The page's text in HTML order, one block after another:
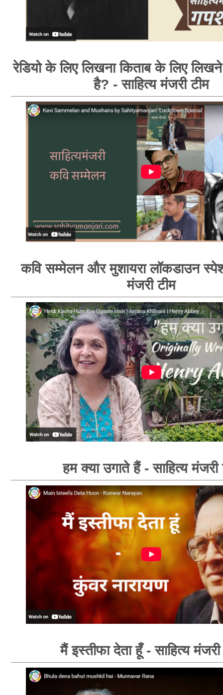
रेडियो के लिए लिखना किताब के लिए
है? - साहित्य मंजरी टीम
कवि सम्मेलन और मुशायरा लॉकडाउन
मंजरी टीम
हम क्या उगाते हैं - साहित्य मंजरी
मैं इस्तीफा देता हूँ - साहित्य मंजरी